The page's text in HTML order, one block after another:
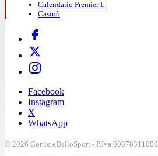
Calendario Premier L.
Casinò
Facebook
Instagram
X
WhatsApp
© 2026 CorriereDelloSport - P.Iva 00878311000